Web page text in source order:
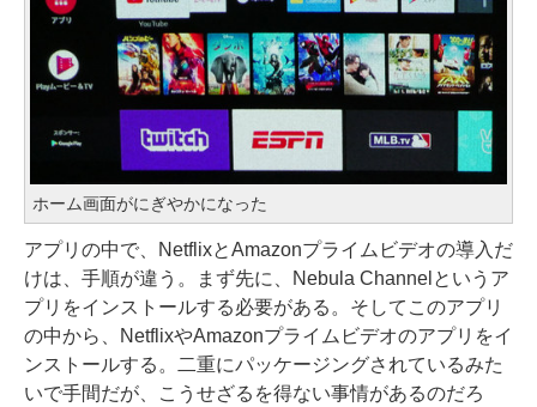
ホーム画面がにぎやかになった
アプリの中で、NetflixとAmazonプライムビデオの導入だ
けは、手順が違う。まず先に、Nebula Channelというア
プリをインストールする必要がある。そしてこのアプリ
の中から、NetflixやAmazonプライムビデオのアプリをイ
ンストールする。二重にパッケージングされているみた
いで手間だが、こうせざるを得ない事情があるのだろ